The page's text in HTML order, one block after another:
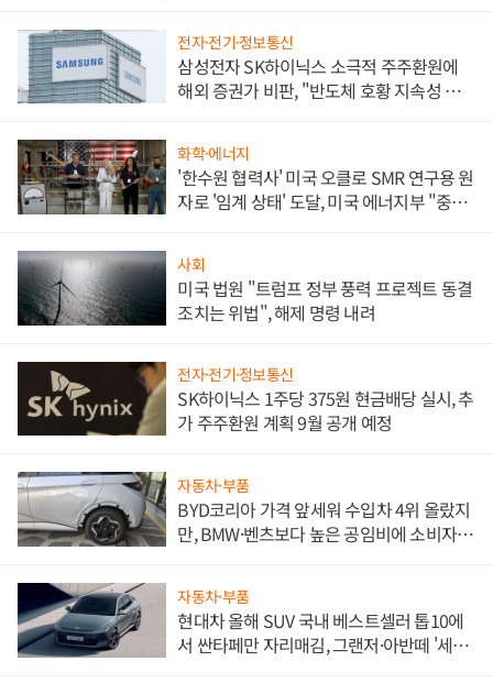
전자·전기·정보통신
삼성전자 SK하이닉스 소극적 주주환원에
해외 증권가 비판, "반도체 호황 지속성 의
화학·에너지
'한수원 협력사' 미국 오클로 SMR 연구용 원
자로 '임계 상태' 도달, 미국 에너지부 "중요
사회
미국 법원 "트럼프 정부 풍력 프로젝트 동결
조치는 위법", 해제 명령 내려
전자·전기·정보통신
SK하이닉스 1주당 375원 현금배당 실시, 추
가 주주환원 계획 9월 공개 예정
자동차·부품
BYD코리아 가격 앞세워 수입차 4위 올랐지
만, BMW·벤츠보다 높은 공임비에 소비자
자동차·부품
현대차 올해 SUV 국내 베스트셀러 톱10에
서 싼타페만 자리매김, 그랜저·아반떼 '세단